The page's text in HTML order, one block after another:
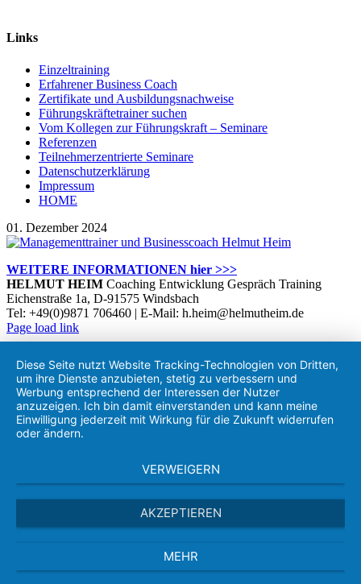
Links
Einzeltraining
Erfahrener Business Coach
Zertifikate und Ausbildungsnachweise
Führungskräftetrainer suchen
Vom Kollegen zur Führungskraft – Seminare
Referenzen
Teilnehmerzentrierte Seminare
Datenschutzerklärung
Impressum
HOME
01. Dezember 2024
WEITERE INFORMATIONEN hier >>>
HELMUT HEIM Coaching Entwicklung Gespräch Training
Eichenstraße 1a, D-91575 Windsbach
Tel: +49(0)9871 706460 | E-Mail: h.heim@helmutheim.de
Twitter
Facebook
LinkedIn
Xing
Instagram
Page load link
Diese Seite nutzt Website Tracking-Technologien von Dritten,
um ihre Dienste anzubieten, stetig zu verbessern und
Werbung entsprechend der Interessen der Nutzer
anzuzeigen. Ich bin damit einverstanden und kann meine
Einwilligung jederzeit mit Wirkung für die Zukunft widerrufen
oder ändern.
VERWEIGERN
AKZEPTIEREN
MEHR
Nach